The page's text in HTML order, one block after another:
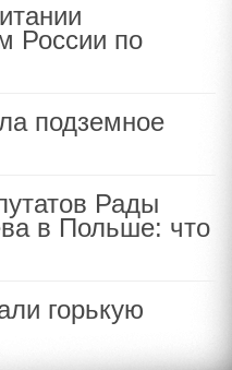
России по
подземное
Рады
в Польше: что
горькую